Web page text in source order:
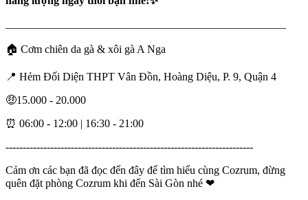
🏠 Cơm chiên da gà & xôi gà A Nga
📍 Hẻm Đối Diện THPT Vân Đồn, Hoàng Diệu, P. 9, Quận 4
🤑15.000 - 20.000
⏰ 06:00 - 12:00 | 16:30 - 21:00
------------------------------------------------------------------------
Cảm ơn các bạn đã đọc đến đây để tìm hiểu cùng Cozrum, đừng
quên đặt phòng Cozrum khi đến Sài Gòn nhé ❤